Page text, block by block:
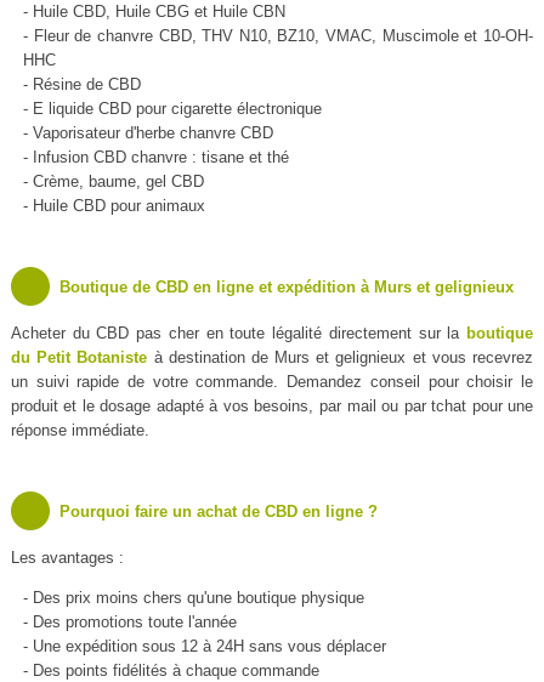
- Huile CBD, Huile CBG et Huile CBN
- Fleur de chanvre CBD, THV N10, BZ10, VMAC, Muscimole et 10-OH-
HHC
- Résine de CBD
- E liquide CBD pour cigarette électronique
- Vaporisateur d'herbe chanvre CBD
- Infusion CBD chanvre : tisane et thé
- Crème, baume, gel CBD
- Huile CBD pour animaux
Boutique de CBD en ligne et expédition à Murs et gelignieux
Acheter du CBD pas cher en toute légalité directement sur la boutique
du Petit Botaniste à destination de Murs et gelignieux et vous recevrez
un suivi rapide de votre commande. Demandez conseil pour choisir le
produit et le dosage adapté à vos besoins, par mail ou par tchat pour une
réponse immédiate.
Pourquoi faire un achat de CBD en ligne ?
Les avantages :
- Des prix moins chers qu'une boutique physique
- Des promotions toute l'année
- Une expédition sous 12 à 24H sans vous déplacer
- Des points fidélités à chaque commande